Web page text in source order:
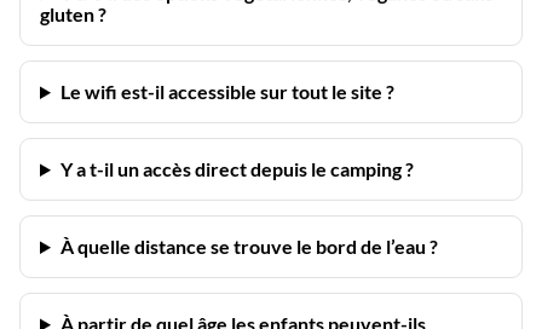
gluten ?
Le wifi est-il accessible sur tout le site ?
Y a t-il un accès direct depuis le camping ?
À quelle distance se trouve le bord de l’eau ?
À partir de quel âge les enfants peuvent-ils